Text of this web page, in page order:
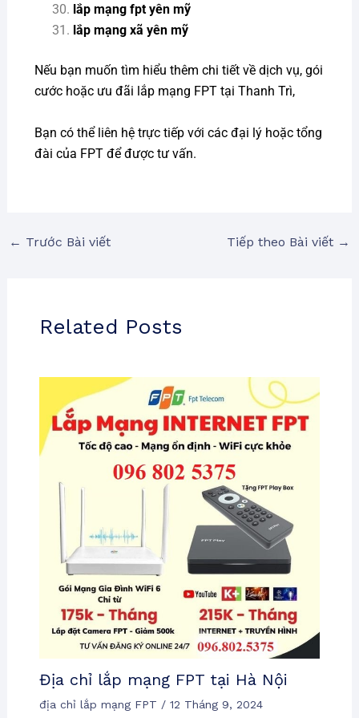
lắp mạng fpt yên mỹ
lắp mạng xã yên mỹ
Nếu bạn muốn tìm hiểu thêm chi tiết về dịch vụ, gói
cước hoặc ưu đãi lắp mạng FPT tại Thanh Trì,
Bạn có thể liên hệ trực tiếp với các đại lý hoặc tổng
đài của FPT để được tư vấn.
← Trước Bài viết Tiếp theo Bài viết →
Related Posts
Địa chỉ lắp mạng FPT tại Hà Nội
địa chỉ lắp mạng FPT / 12 Tháng 9, 2024